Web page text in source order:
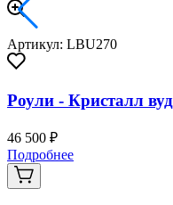
Артикул: LBU270
Роули - Кристалл вуд
46 500 ₽
Подробнее